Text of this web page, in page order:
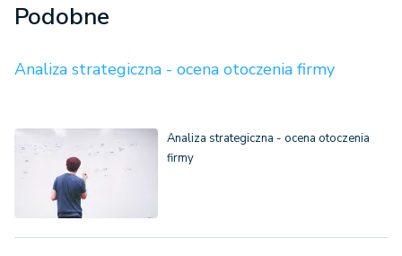
Podobne
Analiza strategiczna - ocena otoczenia firmy
Analiza strategiczna - ocena otoczenia
firmy